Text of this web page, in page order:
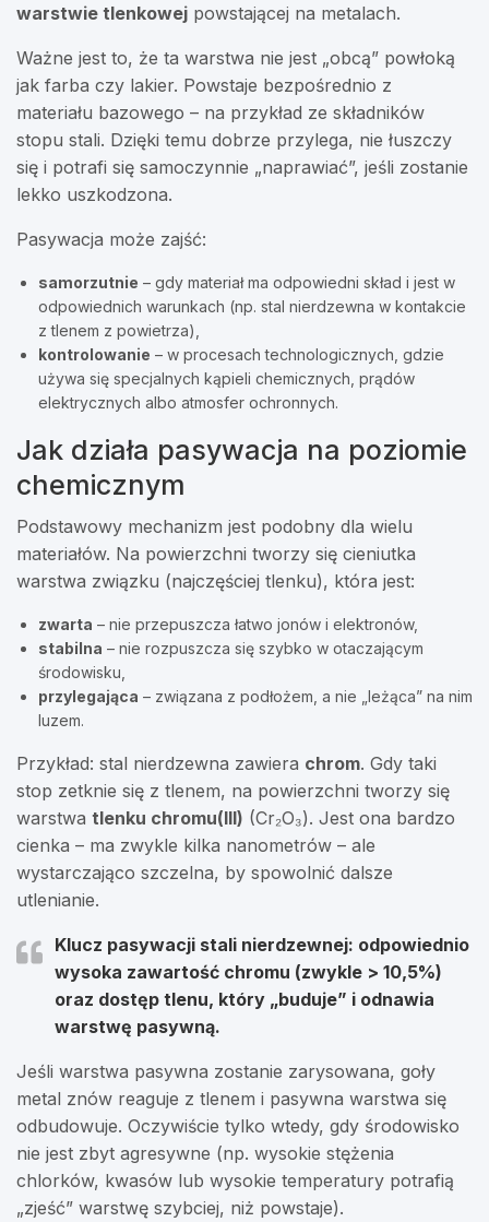
warstwie tlenkowej powstającej na metalach.
Ważne jest to, że ta warstwa nie jest „obcą” powłoką
jak farba czy lakier. Powstaje bezpośrednio z
materiału bazowego – na przykład ze składników
stopu stali. Dzięki temu dobrze przylega, nie łuszczy
się i potrafi się samoczynnie „naprawiać”, jeśli zostanie
lekko uszkodzona.
Pasywacja może zajść:
samorzutnie – gdy materiał ma odpowiedni skład i jest w
odpowiednich warunkach (np. stal nierdzewna w kontakcie
z tlenem z powietrza),
kontrolowanie – w procesach technologicznych, gdzie
używa się specjalnych kąpieli chemicznych, prądów
elektrycznych albo atmosfer ochronnych.
Jak działa pasywacja na poziomie
chemicznym
Podstawowy mechanizm jest podobny dla wielu
materiałów. Na powierzchni tworzy się cieniutka
warstwa związku (najczęściej tlenku), która jest:
zwarta – nie przepuszcza łatwo jonów i elektronów,
stabilna – nie rozpuszcza się szybko w otaczającym
środowisku,
przylegająca – związana z podłożem, a nie „leżąca” na nim
luzem.
Przykład: stal nierdzewna zawiera chrom. Gdy taki
stop zetknie się z tlenem, na powierzchni tworzy się
warstwa tlenku chromu(III) (Cr₂O₃). Jest ona bardzo
cienka – ma zwykle kilka nanometrów – ale
wystarczająco szczelna, by spowolnić dalsze
utlenianie.
Klucz pasywacji stali nierdzewnej: odpowiednio
wysoka zawartość chromu (zwykle > 10,5%)
oraz dostęp tlenu, który „buduje” i odnawia
warstwę pasywną.
Jeśli warstwa pasywna zostanie zarysowana, goły
metal znów reaguje z tlenem i pasywna warstwa się
odbudowuje. Oczywiście tylko wtedy, gdy środowisko
nie jest zbyt agresywne (np. wysokie stężenia
chlorków, kwasów lub wysokie temperatury potrafią
„zjeść” warstwę szybciej, niż powstaje).